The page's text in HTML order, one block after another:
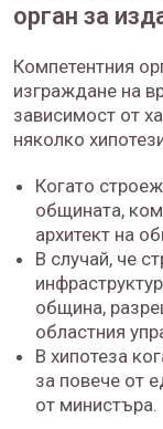
орган за
Компетентния
изграждане на
зависимост от
няколко
Когато
общината,
архитект на
В случай, че
община,
областния
В хипотеза
за повече от
от министъра.